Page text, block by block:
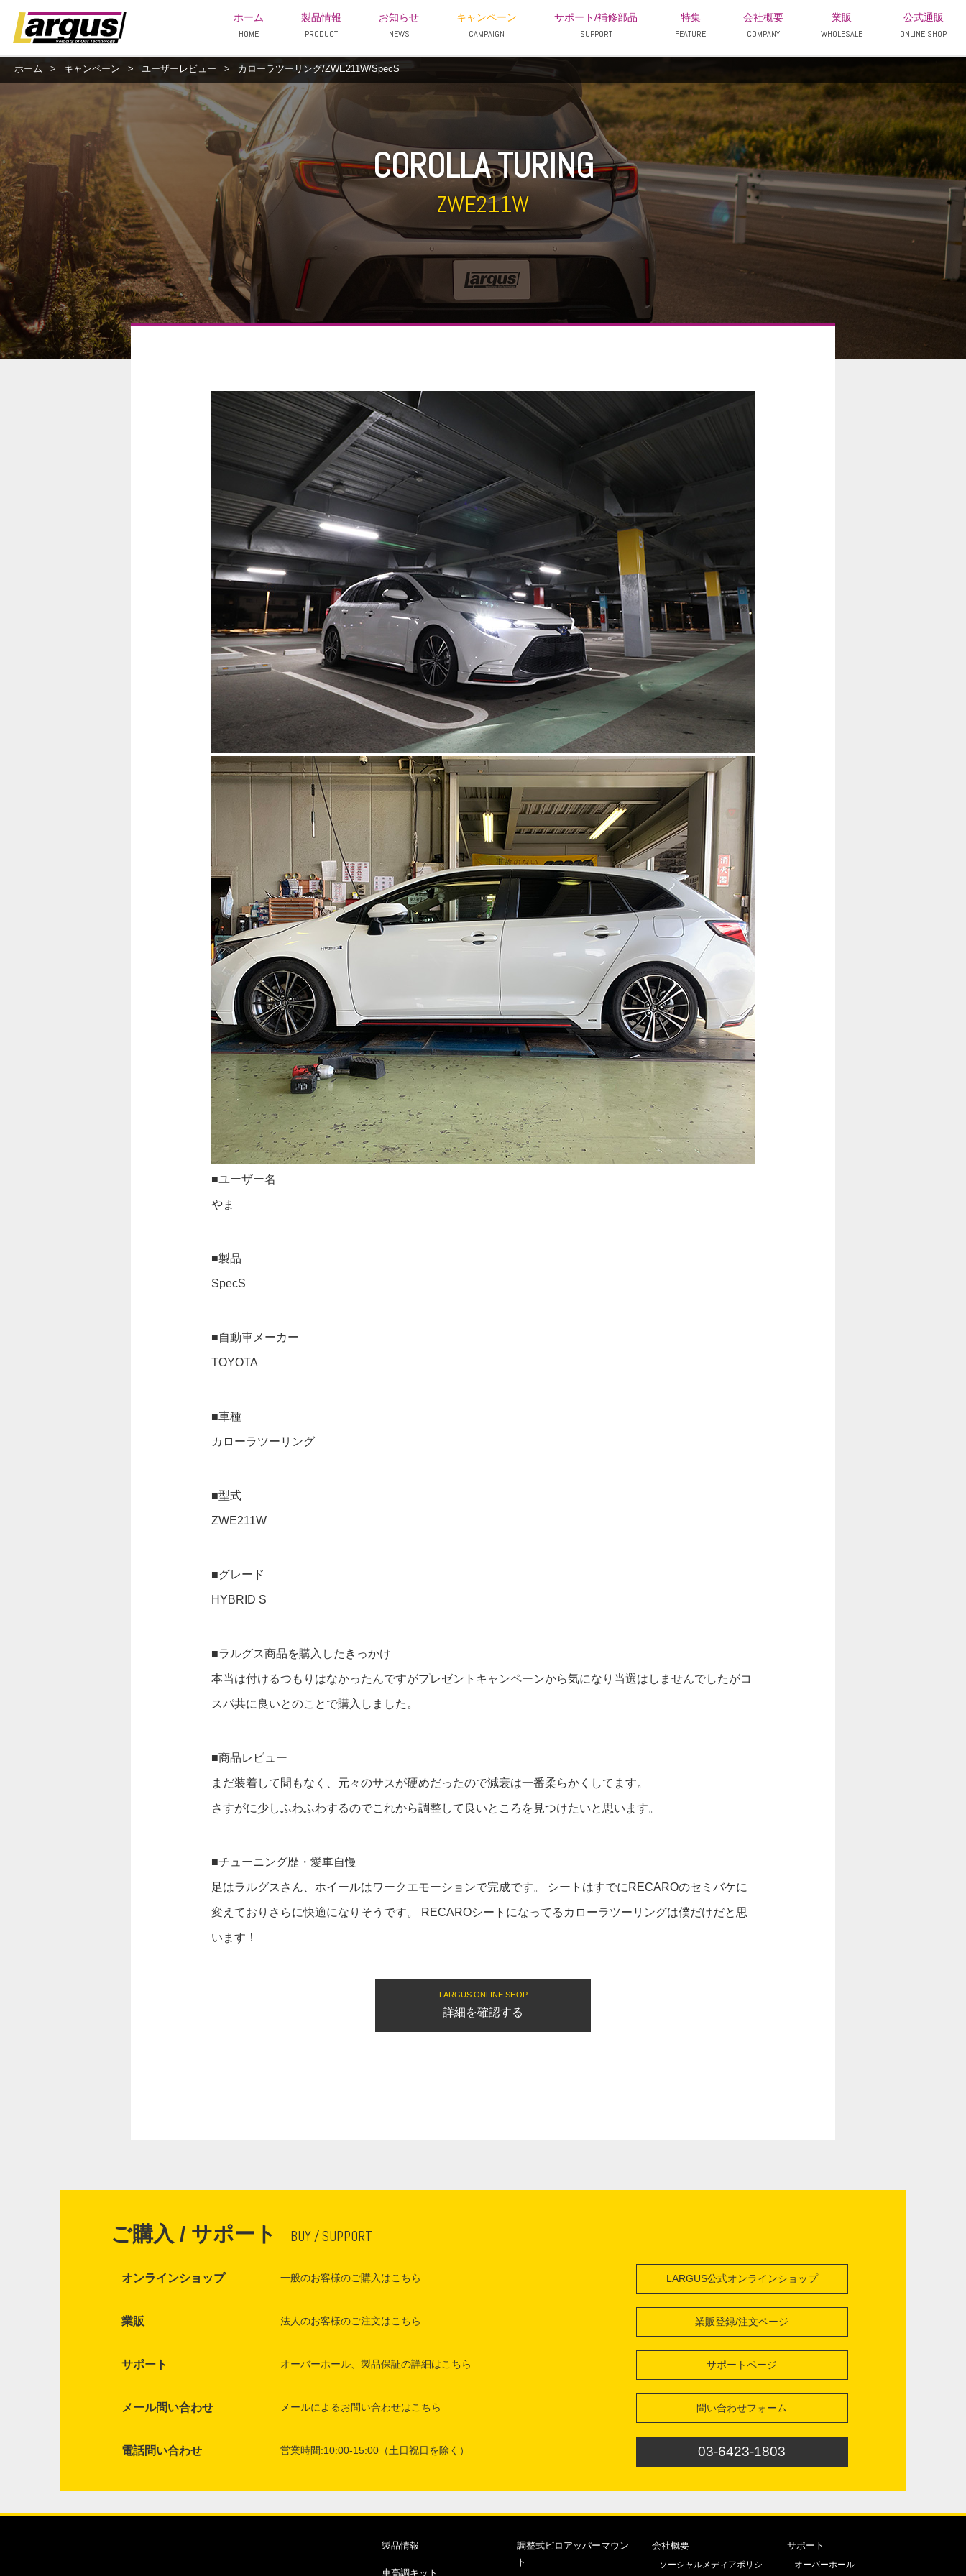
ホーム
HOME
製品情報
PRODUCT
お知らせ
NEWS
キャンペーン
CAMPAIGN
サポート/補修部品
SUPPORT
特集
FEATURE
会社概要
COMPANY
業販
WHOLESALE
公式通販
ONLINE SHOP
ホーム > キャンペーン > ユーザーレビュー > カローラツーリング/ZWE211W/SpecS
COROLLA TURING
ZWE211W
■ユーザー名
やま
■製品
SpecS
■自動車メーカー
TOYOTA
■車種
カローラツーリング
■型式
ZWE211W
■グレード
HYBRID S
■ラルグス商品を購入したきっかけ
本当は付けるつもりはなかったんですがプレゼントキャンペーンから気になり当選はしませんでしたがコ
スパ共に良いとのことで購入しました。
■商品レビュー
まだ装着して間もなく、元々のサスが硬めだったので減衰は一番柔らかくしてます。
さすがに少しふわふわするのでこれから調整して良いところを見つけたいと思います。
■チューニング歴・愛車自慢
足はラルグスさん、ホイールはワークエモーションで完成です。 シートはすでにRECAROのセミバケに
変えておりさらに快適になりそうです。 RECAROシートになってるカローラツーリングは僕だけだと思
います！
LARGUS ONLINE SHOP
詳細を確認する
ご購入 / サポート BUY / SUPPORT
オンラインショップ 一般のお客様のご購入はこちら LARGUS公式オンラインショップ
業販 法人のお客様のご注文はこちら 業販登録/注文ページ
サポート オーバーホール、製品保証の詳細はこちら サポートページ
メール問い合わせ メールによるお問い合わせはこちら 問い合わせフォーム
電話問い合わせ 営業時間:10:00-15:00（土日祝日を除く） 03-6423-1803
製品情報
車高調キット
調整式ピロアッパーマウン
ト
会社概要
ソーシャルメディアポリシ
サポート
オーバーホール